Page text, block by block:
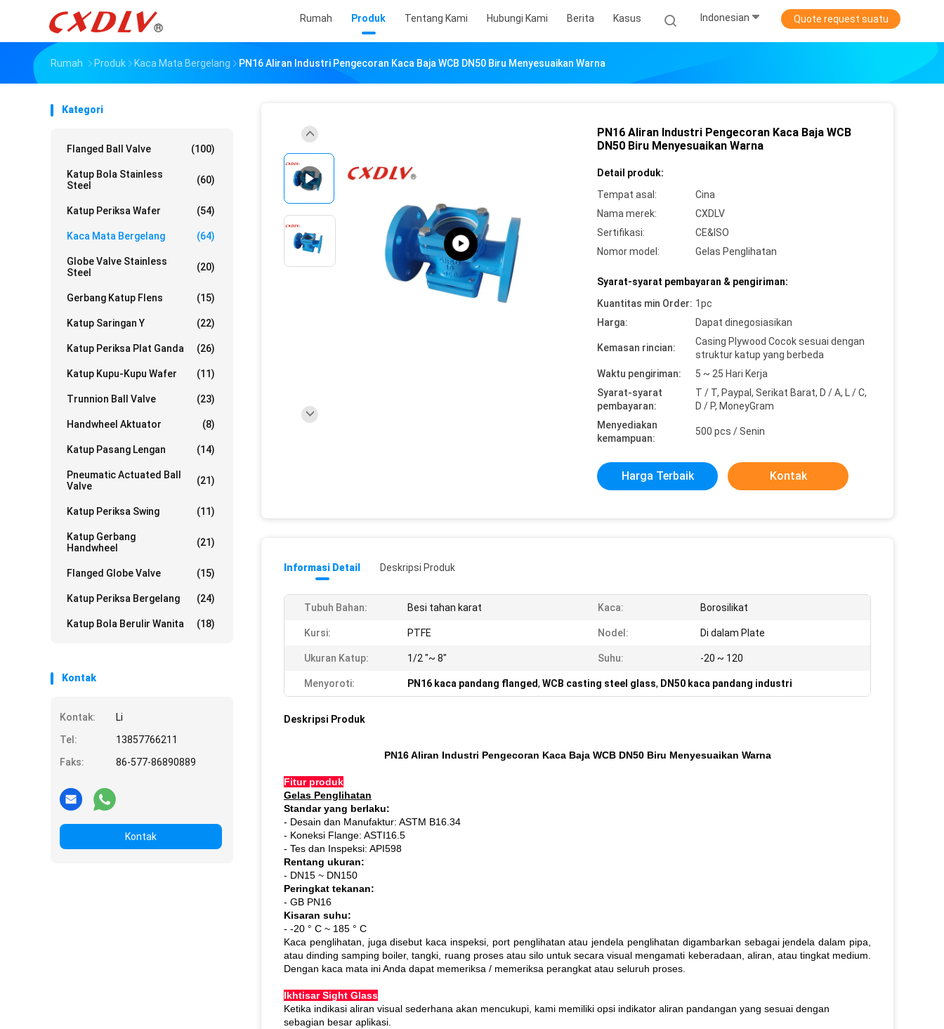
Rumah Produk Tentang Kami Hubungi Kami Berita Kasus Indonesian Quote request suatu
Rumah Produk Kaca Mata Bergelang PN16 Aliran Industri Pengecoran Kaca Baja WCB DN50 Biru Menyesuaikan Warna
Kategori
Flanged Ball Valve (100)
Katup Bola Stainless
Steel
(60)
Katup Periksa Wafer (54)
Kaca Mata Bergelang (64)
Globe Valve Stainless
Steel
(20)
Gerbang Katup Flens (15)
Katup Saringan Y (22)
Katup Periksa Plat Ganda (26)
Katup Kupu-Kupu Wafer (11)
Trunnion Ball Valve (23)
Handwheel Aktuator (8)
Katup Pasang Lengan (14)
Pneumatic Actuated Ball
Valve
(21)
Katup Periksa Swing (11)
Katup Gerbang
Handwheel
(21)
Flanged Globe Valve (15)
Katup Periksa Bergelang (24)
Katup Bola Berulir Wanita (18)
Kontak
Kontak:
Li
Tel:
13857766211
Faks:
86-577-86890889
Kontak
PN16 Aliran Industri Pengecoran Kaca Baja WCB
DN50 Biru Menyesuaikan Warna
Detail produk:
Tempat asal:
Cina
Nama merek:
CXDLV
Sertifikasi:
CE&ISO
Nomor model:
Gelas Penglihatan
Syarat-syarat pembayaran & pengiriman:
Kuantitas min Order: 1pc
Harga:
Dapat dinegosiasikan
Kemasan rincian:
Casing Plywood Cocok sesuai dengan
struktur katup yang berbeda
Waktu pengiriman:
5 ~ 25 Hari Kerja
Syarat-syarat
pembayaran:
T / T, Paypal, Serikat Barat, D / A, L / C,
D / P, MoneyGram
Menyediakan
kemampuan:
500 pcs / Senin
Harga Terbaik Kontak
Informasi Detail Deskripsi Produk
Tubuh Bahan: Besi tahan karat Kaca: Borosilikat
Kursi: PTFE Nodel: Di dalam Plate
Ukuran Katup: 1/2 "~ 8" Suhu: -20 ~ 120
Menyoroti: PN16 kaca pandang flanged, WCB casting steel glass, DN50 kaca pandang industri
Deskripsi Produk
PN16 Aliran Industri Pengecoran Kaca Baja WCB DN50 Biru Menyesuaikan Warna
Fitur produk
Gelas Penglihatan
Standar yang berlaku:
- Desain dan Manufaktur: ASTM B16.34
- Koneksi Flange: ASTI16.5
- Tes dan Inspeksi: API598
Rentang ukuran:
- DN15 ~ DN150
Peringkat tekanan:
- GB PN16
Kisaran suhu:
- -20 ° C ~ 185 ° C
Kaca penglihatan, juga disebut kaca inspeksi, port penglihatan atau jendela penglihatan digambarkan sebagai jendela dalam pipa,
atau dinding samping boiler, tangki, ruang proses atau silo untuk secara visual mengamati keberadaan, aliran, atau tingkat medium.
Dengan kaca mata ini Anda dapat memeriksa / memeriksa perangkat atau seluruh proses.
Ikhtisar Sight Glass
Ketika indikasi aliran visual sederhana akan mencukupi, kami memiliki opsi indikator aliran pandangan yang sesuai dengan
sebagian besar aplikasi.